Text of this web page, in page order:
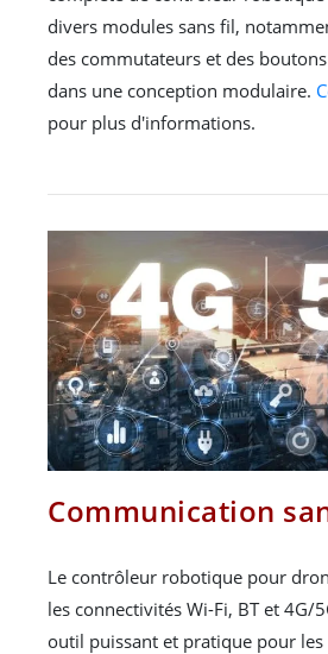
divers modules sans fil,
des commutateurs et des
dans une conception modulaire.
pour plus d'informations.
Communication
Le contrôleur robotique pour
les connectivités Wi-Fi, BT et 4G/
outil puissant et pratique pour les